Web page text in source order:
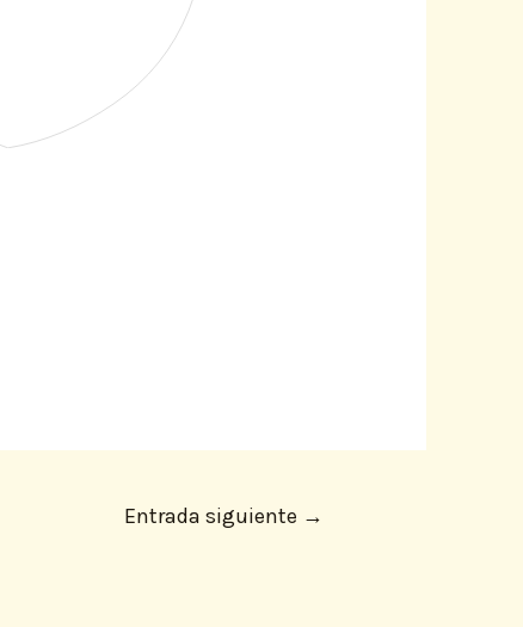
Entrada siguiente →